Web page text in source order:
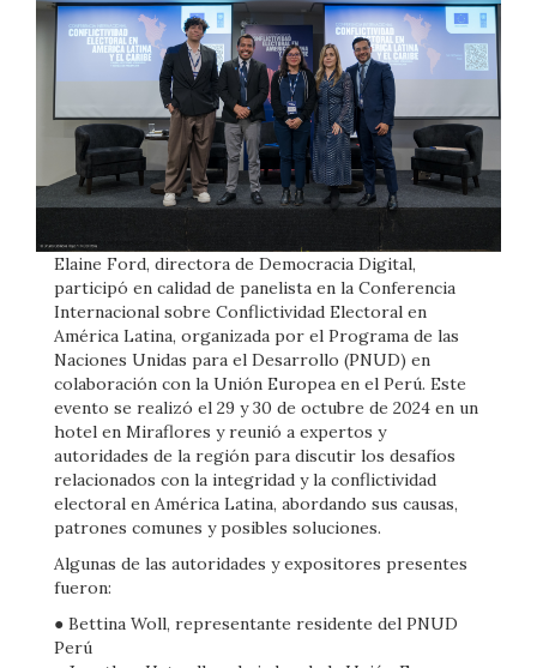
Elaine Ford, directora de Democracia Digital,
participó en calidad de panelista en la Conferencia
Internacional sobre Conflictividad Electoral en
América Latina, organizada por el Programa de las
Naciones Unidas para el Desarrollo (PNUD) en
colaboración con la Unión Europea en el Perú. Este
evento se realizó el 29 y 30 de octubre de 2024 en un
hotel en Miraflores y reunió a expertos y
autoridades de la región para discutir los desafíos
relacionados con la integridad y la conflictividad
electoral en América Latina, abordando sus causas,
patrones comunes y posibles soluciones.
Algunas de las autoridades y expositores presentes
fueron:
● Bettina Woll, representante residente del PNUD
Perú